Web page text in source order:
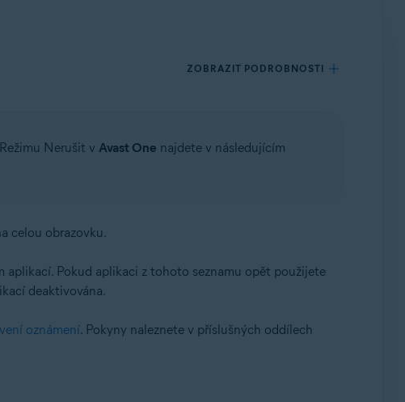
ZOBRAZIT PODROBNOSTI
Nerušit v Avast One najdete v následujícím
celou obrazovku.
Pokud aplikaci z tohoto seznamu opět použijete
deaktivována.
oznámení. Pokyny naleznete v příslušných oddílech